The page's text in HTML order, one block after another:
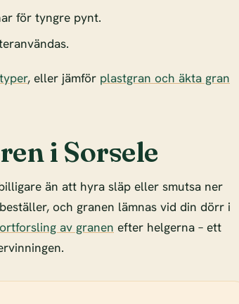
för tyngre pynt.
, eller jämför plastgran och äkta gran
i Sorsele
än att hyra släp eller smutsa ner
och granen lämnas vid din dörr i
av granen efter helgerna – ett